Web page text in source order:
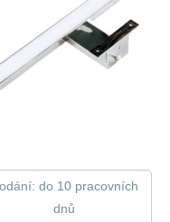
do 10 pracovních
dnů